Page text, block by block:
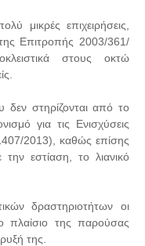
μικρές επιχειρήσεις,
Επιτροπής 2003/361/
στους οκτώ
δεν στηρίζονται από το
για τις Ενισχύσεις
2013), καθώς επίσης
την εστίαση, το λιανικό
δραστηριοτήτων οι
πλαίσιο της παρούσας
της.